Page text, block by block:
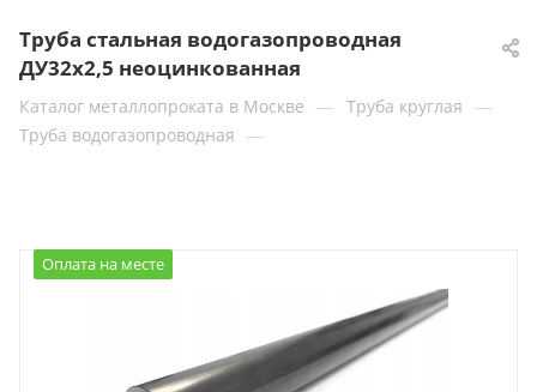
Труба стальная водогазопроводная
ДУ32х2,5 неоцинкованная
Каталог металлопроката в Москве — Труба круглая —
Труба водогазопроводная —
Оплата на месте